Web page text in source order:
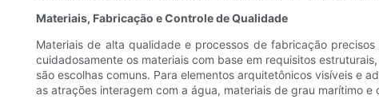
Materiais, Fabricação e Controle de Qualidade
Materiais de alta qualidade e processos de fabricação
cuidadosamente os materiais com base em requisitos
são escolhas comuns. Para elementos arquitetônicos visíveis e
as atrações interagem com a água, materiais de grau marítimo